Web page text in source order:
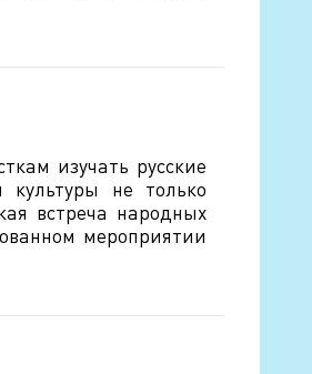
изучать русские
культуры не только
встреча народных
мероприятии